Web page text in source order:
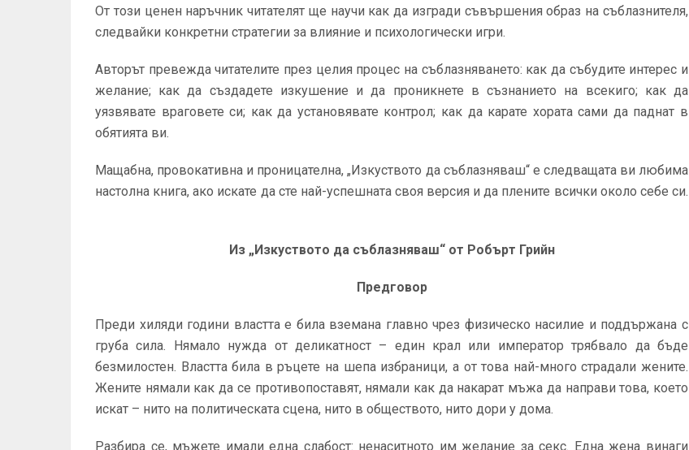
От този ценен наръчник читателят ще научи как да изгради съвършения образ на съблазнителя,
следвайки конкретни стратегии за влияние и психологически игри.
Авторът превежда читателите през целия процес на съблазняването: как да събудите интерес и
желание; как да създадете изкушение и да проникнете в съзнанието на всекиго; как да
уязвявате враговете си; как да установявате контрол; как да карате хората сами да паднат в
обятията ви.
Мащабна, провокативна и проницателна, „Изкуството да съблазняваш“ е следващата ви любима
настолна книга, ако искате да сте най-успешната своя версия и да плените всички около себе си.
Из „Изкуството да съблазняваш“ от Робърт Грийн
Предговор
Преди хиляди години властта е била вземана главно чрез физическо насилие и поддържана с
груба сила. Нямало нужда от деликатност – един крал или император трябвало да бъде
безмилостен. Властта била в ръцете на шепа избраници, а от това най-много страдали жените.
Жените нямали как да се противопоставят, нямали как да накарат мъжа да направи това, което
искат – нито на политическата сцена, нито в обществото, нито дори у дома.
Разбира се, мъжете имали една слабост: ненаситното им желание за секс. Една жена винаги